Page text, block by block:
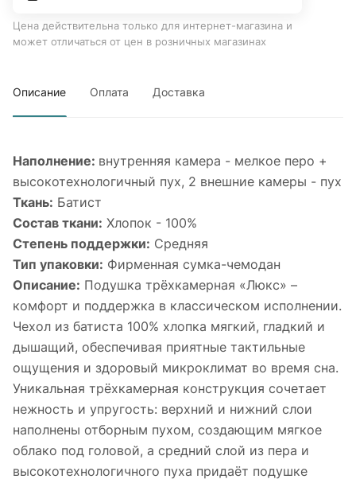
Цена действительна только для интернет-магазина и
может отличаться от цен в розничных магазинах
Описание Оплата Доставка
Наполнение: внутренняя камера - мелкое перо +
высокотехнологичный пух, 2 внешние камеры - пух
Ткань: Батист
Состав ткани: Хлопок - 100%
Степень поддержки: Средняя
Тип упаковки: Фирменная сумка-чемодан
Описание: Подушка трёхкамерная «Люкс» –
комфорт и поддержка в классическом исполнении.
Чехол из батиста 100% хлопка мягкий, гладкий и
дышащий, обеспечивая приятные тактильные
ощущения и здоровый микроклимат во время сна.
Уникальная трёхкамерная конструкция сочетает
нежность и упругость: верхний и нижний слои
наполнены отборным пухом, создающим мягкое
облако под головой, а средний слой из пера и
высокотехнологичного пуха придаёт подушке